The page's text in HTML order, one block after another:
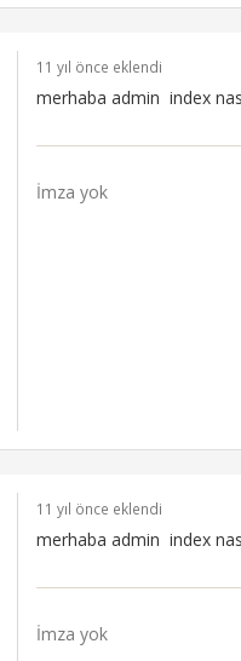
11 yıl önce eklendi
merhaba admin index
İmza yok
11 yıl önce eklendi
merhaba admin index
İmza yok